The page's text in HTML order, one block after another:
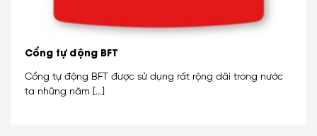
Cổng tự động BFT
Cổng tự động BFT được sử dụng rất rộng dãi trong nước
ta những năm [...]